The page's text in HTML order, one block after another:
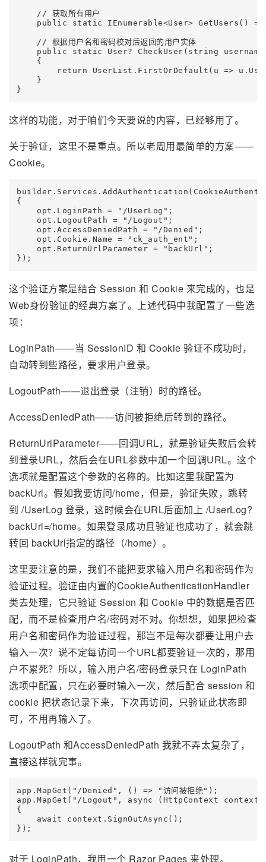
    // 获取所有用户
public static IEnumerable<User> GetUsers()
    // 根据用户名和密码校对后返回的用户实体
public static User? CheckUser(string
    {
return UserList.FirstOrDefault(u =>
    }
}
这样的功能，对于咱们今天要说的内容，已经够用了。
关于验证，这里不是重点。所以老周用最简单的方案——
Cookie。
{
    opt.LoginPath = "/UserLog";
    opt.LogoutPath = "/Logout";
    opt.AccessDeniedPath = "/Denied";
    opt.Cookie.Name = "ck_auth_ent";
    opt.ReturnUrlParameter = "backUrl";
});
这个验证方案是结合 Session 和 Cookie 来完成的，也是
Web身份验证的经典方案了。上述代码中我配置了一些选
项：
LoginPath——当 SessionID 和 Cookie 验证不成功时，
自动转到些路径，要求用户登录。
LogoutPath——退出登录（注销）时的路径。
AccessDeniedPath——访问被拒绝后转到的路径。
ReturnUrlParameter——回调URL，就是验证失败后会转
到登录URL，然后会在URL参数中加一个回调URL。这个
选项就是配置这个参数的名称的。比如这里我配置为
backUrl。假如我要访问/home，但是，验证失败，跳转
到 /UserLog 登录，这时候会在URL后面加上 /UserLog?
backUrl=/home。如果登录成功且验证也成功了，就会跳
转回 backUrl指定的路径（/home）。
这里要注意的是，我们不能把要求输入用户名和密码作为
验证过程。验证由内置的CookieAuthenticationHandler
类去处理，它只验证 Session 和 Cookie 中的数据是否匹
配，而不是检查用户名/密码对不对。你想想，如果把检查
用户名和密码作为验证过程，那岂不是每次都要让用户去
输入一次？说不定每访问一个URL都要验证一次的，那用
户不累死？所以，输入用户名/密码登录只在 LoginPath
选项中配置，只在必要时输入一次，然后配合 session 和
cookie 把状态记录下来，下次再访问，只验证此状态即
可，不用再输入了。
LogoutPath 和AccessDeniedPath 我就不弄太复杂了，
直接这样就完事。
app.MapGet("/Denied", () => "访问被拒绝");
app.MapGet("/Logout", async (HttpContext context)
{
    await context.SignOutAsync();
});
对于 LoginPath，我用一个 Razor Pages 来处理。